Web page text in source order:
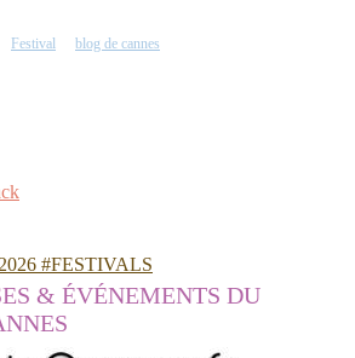
Festival blog de cannes
#FESTIVALS
& ÉVÉNEMENTS DU